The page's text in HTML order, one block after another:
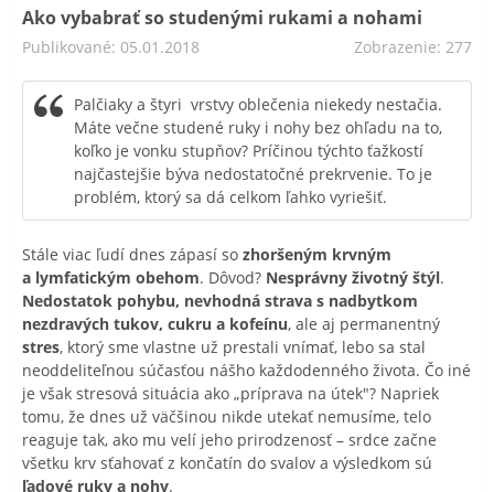
Ako vybabrať so studenými rukami a nohami
Publikované: 05.01.2018 Zobrazenie: 277
Palčiaky a štyri vrstvy oblečenia niekedy nestačia.
Máte večne studené ruky i nohy bez ohľadu na to,
koľko je vonku stupňov? Príčinou týchto ťažkostí
najčastejšie býva nedostatočné prekrvenie. To je
problém, ktorý sa dá celkom ľahko vyriešiť.
Stále viac ľudí dnes zápasí so zhoršeným krvným
a lymfatickým obehom. Dôvod? Nesprávny životný štýl.
Nedostatok pohybu, nevhodná strava s nadbytkom
nezdravých tukov, cukru a kofeínu, ale aj permanentný
stres, ktorý sme vlastne už prestali vnímať, lebo sa stal
neoddeliteľnou súčasťou nášho každodenného života. Čo iné
je však stresová situácia ako „príprava na útek"? Napriek
tomu, že dnes už väčšinou nikde utekať nemusíme, telo
reaguje tak, ako mu velí jeho prirodzenosť – srdce začne
všetku krv sťahovať z končatín do svalov a výsledkom sú
ľadové ruky a nohy.